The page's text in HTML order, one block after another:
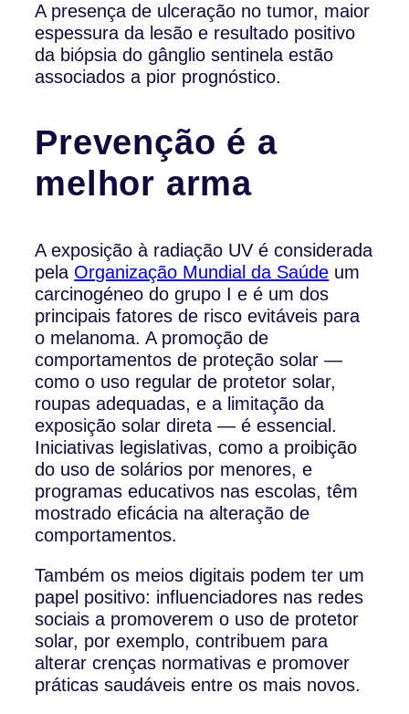
A presença de ulceração no tumor, maior
espessura da lesão e resultado positivo
da biópsia do gânglio sentinela estão
associados a pior prognóstico.
Prevenção é a
melhor arma
A exposição à radiação UV é considerada
pela Organização Mundial da Saúde um
carcinogéneo do grupo I e é um dos
principais fatores de risco evitáveis para
o melanoma. A promoção de
comportamentos de proteção solar —
como o uso regular de protetor solar,
roupas adequadas, e a limitação da
exposição solar direta — é essencial.
Iniciativas legislativas, como a proibição
do uso de solários por menores, e
programas educativos nas escolas, têm
mostrado eficácia na alteração de
comportamentos.
Também os meios digitais podem ter um
papel positivo: influenciadores nas redes
sociais a promoverem o uso de protetor
solar, por exemplo, contribuem para
alterar crenças normativas e promover
práticas saudáveis entre os mais novos.